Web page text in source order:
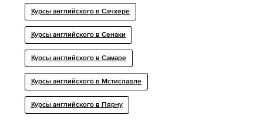
Курсы английского в Сачхере
Курсы английского в Сенаки
Курсы английского в Самаре
Курсы английского в Мстиславле
Курсы английского в Пярну